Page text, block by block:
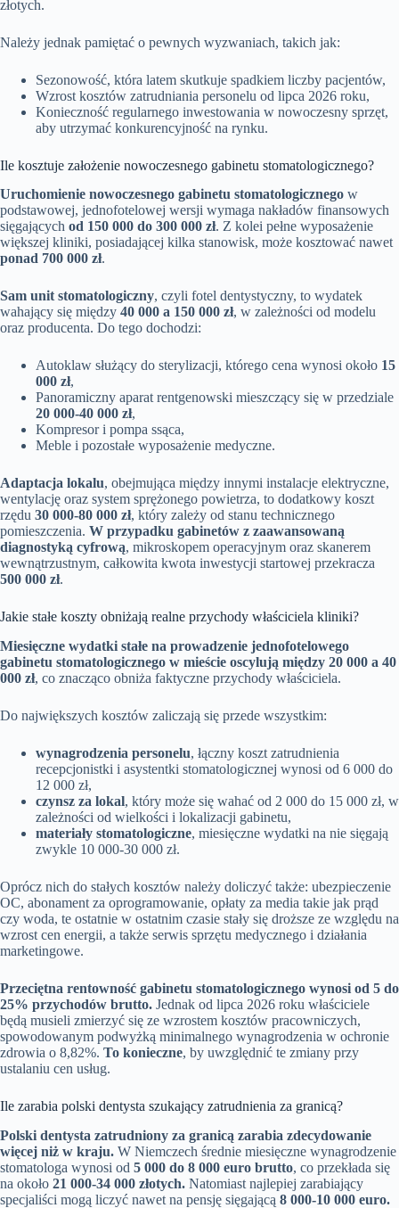
złotych.
Należy jednak pamiętać o pewnych wyzwaniach, takich jak:
Sezonowość, która latem skutkuje spadkiem liczby pacjentów,
Wzrost kosztów zatrudniania personelu od lipca 2026 roku,
Konieczność regularnego inwestowania w nowoczesny sprzęt,
aby utrzymać konkurencyjność na rynku.
Ile kosztuje założenie nowoczesnego gabinetu stomatologicznego?
Uruchomienie nowoczesnego gabinetu stomatologicznego w
podstawowej, jednofotelowej wersji wymaga nakładów finansowych
sięgających od 150 000 do 300 000 zł. Z kolei pełne wyposażenie
większej kliniki, posiadającej kilka stanowisk, może kosztować nawet
ponad 700 000 zł.
Sam unit stomatologiczny, czyli fotel dentystyczny, to wydatek
wahający się między 40 000 a 150 000 zł, w zależności od modelu
oraz producenta. Do tego dochodzi:
Autoklaw służący do sterylizacji, którego cena wynosi około 15
000 zł,
Panoramiczny aparat rentgenowski mieszczący się w przedziale
20 000-40 000 zł,
Kompresor i pompa ssąca,
Meble i pozostałe wyposażenie medyczne.
Adaptacja lokalu, obejmująca między innymi instalacje elektryczne,
wentylację oraz system sprężonego powietrza, to dodatkowy koszt
rzędu 30 000-80 000 zł, który zależy od stanu technicznego
pomieszczenia. W przypadku gabinetów z zaawansowaną
diagnostyką cyfrową, mikroskopem operacyjnym oraz skanerem
wewnątrzustnym, całkowita kwota inwestycji startowej przekracza
500 000 zł.
Jakie stałe koszty obniżają realne przychody właściciela kliniki?
Miesięczne wydatki stałe na prowadzenie jednofotelowego
gabinetu stomatologicznego w mieście oscylują między 20 000 a 40
000 zł, co znacząco obniża faktyczne przychody właściciela.
Do największych kosztów zaliczają się przede wszystkim:
wynagrodzenia personelu, łączny koszt zatrudnienia
recepcjonistki i asystentki stomatologicznej wynosi od 6 000 do
12 000 zł,
czynsz za lokal, który może się wahać od 2 000 do 15 000 zł, w
zależności od wielkości i lokalizacji gabinetu,
materiały stomatologiczne, miesięczne wydatki na nie sięgają
zwykle 10 000-30 000 zł.
Oprócz nich do stałych kosztów należy doliczyć także: ubezpieczenie
OC, abonament za oprogramowanie, opłaty za media takie jak prąd
czy woda, te ostatnie w ostatnim czasie stały się droższe ze względu na
wzrost cen energii, a także serwis sprzętu medycznego i działania
marketingowe.
Przeciętna rentowność gabinetu stomatologicznego wynosi od 5 do
25% przychodów brutto. Jednak od lipca 2026 roku właściciele
będą musieli zmierzyć się ze wzrostem kosztów pracowniczych,
spowodowanym podwyżką minimalnego wynagrodzenia w ochronie
zdrowia o 8,82%. To konieczne, by uwzględnić te zmiany przy
ustalaniu cen usług.
Ile zarabia polski dentysta szukający zatrudnienia za granicą?
Polski dentysta zatrudniony za granicą zarabia zdecydowanie
więcej niż w kraju. W Niemczech średnie miesięczne wynagrodzenie
stomatologa wynosi od 5 000 do 8 000 euro brutto, co przekłada się
na około 21 000-34 000 złotych. Natomiast najlepiej zarabiający
specjaliści mogą liczyć nawet na pensję sięgającą 8 000-10 000 euro.